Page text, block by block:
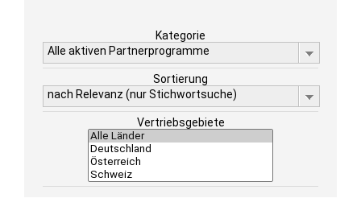
Kategorie
Alle aktiven Partnerprogramme
Sortierung
nach Relevanz (nur Stichwortsuche)
Vertriebsgebiete